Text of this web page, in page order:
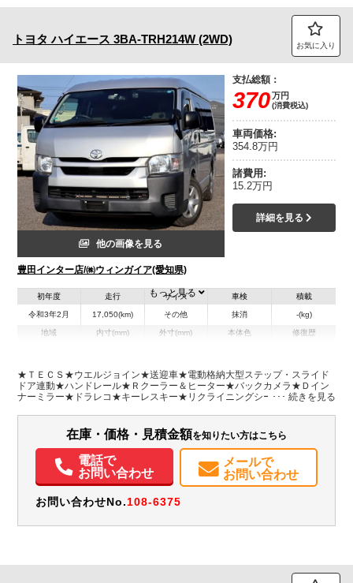
トヨタ ハイエース 3BA-TRH214W (2WD) お気に入り
他の画像を見る
豊田インター店/㈱ウィンガイア(愛知県)
支払総額：
370万円
(消費税込)
車両価格:
354.8万円
諸費用:
15.2万円
詳細を見る
初年度
令和3年2月
走行
17,050(km)
サイズ
その他
車検
抹消
積載
-(kg)
地域 内寸(mm) 外寸(mm)
H:2,100
本体色 修復歴
装備情報
パワステ
バックモニター
ドラレコ 取扱説明書（一部含む）
もっと見る
★ＴＥＣＳ★ウエルジョイン★送迎車★電動格納大型ステップ・スライド
ドア連動★ハンドレール★Ｒクーラー＆ヒーター★バックカメラ★Ｄイン
ナーミラー★ドラレコ★キーレスキー★リクライニングシート★Ｒスライ
★２ＴＲエンジン・１６０馬力★取説・スペアキーレスキー★マット・バ
イザー ※ＴＳＳレス在庫・価格・見積金額を知りたい方はこちら
電話で
お問い合わせ
メールで
お問い合わせ
お問い合わせNo.108-6375